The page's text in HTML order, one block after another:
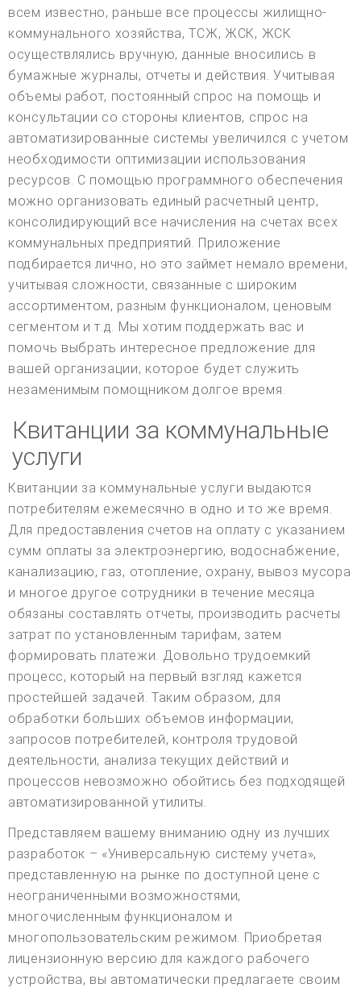
всем известно, раньше все процессы жилищно-
коммунального хозяйства, ТСЖ, ЖСК, ЖСК
осуществлялись вручную, данные вносились в
бумажные журналы, отчеты и действия. Учитывая
объемы работ, постоянный спрос на помощь и
консультации со стороны клиентов, спрос на
автоматизированные системы увеличился с учетом
необходимости оптимизации использования
ресурсов. С помощью программного обеспечения
можно организовать единый расчетный центр,
консолидирующий все начисления на счетах всех
коммунальных предприятий. Приложение
подбирается лично, но это займет немало времени,
учитывая сложности, связанные с широким
ассортиментом, разным функционалом, ценовым
сегментом и т.д. Мы хотим поддержать вас и
помочь выбрать интересное предложение для
вашей организации, которое будет служить
незаменимым помощником долгое время.
Квитанции за коммунальные
услуги
Квитанции за коммунальные услуги выдаются
потребителям ежемесячно в одно и то же время.
Для предоставления счетов на оплату с указанием
сумм оплаты за электроэнергию, водоснабжение,
канализацию, газ, отопление, охрану, вывоз мусора
и многое другое сотрудники в течение месяца
обязаны составлять отчеты, производить расчеты
затрат по установленным тарифам, затем
формировать платежи. Довольно трудоемкий
процесс, который на первый взгляд кажется
простейшей задачей. Таким образом, для
обработки больших объемов информации,
запросов потребителей, контроля трудовой
деятельности, анализа текущих действий и
процессов невозможно обойтись без подходящей
автоматизированной утилиты.
Представляем вашему вниманию одну из лучших
разработок – «Универсальную систему учета»,
представленную на рынке по доступной цене с
неограниченными возможностями,
многочисленным функционалом и
многопользовательским режимом. Приобретая
лицензионную версию для каждого рабочего
устройства, вы автоматически предлагаете своим